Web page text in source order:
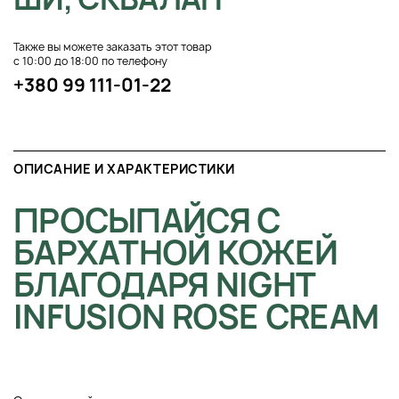
Также вы можете заказать этот товар
с 10:00 до 18:00 по телефону
+380 99 111-01-22
ОПИСАНИЕ И ХАРАКТЕРИСТИКИ
ПРОСЫПАЙСЯ С
БАРХАТНОЙ КОЖЕЙ
БЛАГОДАРЯ NIGHT
INFUSION ROSE CREAM